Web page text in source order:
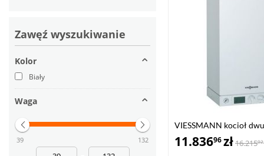
Zawęź wyszukiwanie
Kolor
Biały
Waga
39 132
VIESSMANN kocioł
VITODENS 100-W 6,5-
11.83696zł16.21502